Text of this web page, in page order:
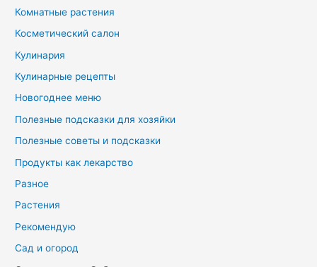
Комнатные растения
Косметический салон
Кулинария
Кулинарные рецепты
Новогоднее меню
Полезные подсказки для хозяйки
Полезные советы и подсказки
Продукты как лекарство
Разное
Растения
Рекомендую
Сад и огород